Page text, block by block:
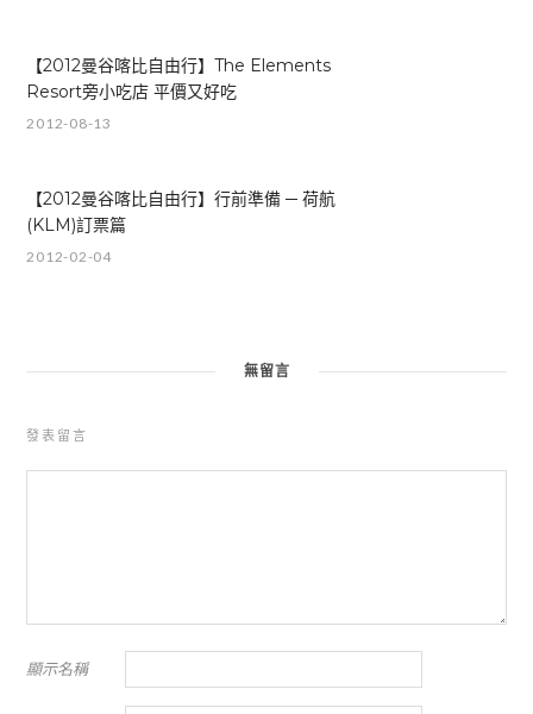
【2012曼谷喀比自由行】The Elements
Resort旁小吃店 平價又好吃
2012-08-13
【2012曼谷喀比自由行】行前準備 ─ 荷航
(KLM)訂票篇
2012-02-04
無留言
發表留言
顯示名稱